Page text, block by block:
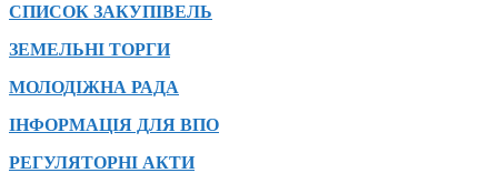
СПИСОК ЗАКУПІВЕЛЬ
ЗЕМЕЛЬНІ ТОРГИ
МОЛОДІЖНА РАДА
ІНФОРМАЦІЯ ДЛЯ ВПО
РЕГУЛЯТОРНІ АКТИ